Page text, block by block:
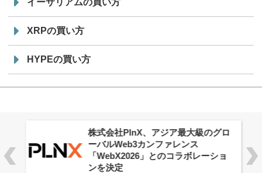
XRPの買い方
HYPEの買い方
株式会社PlnX、アジア最大級のグロ
ーバルWeb3カンファレンス
「WebX2026」とのコラボレーショ
ンを決定